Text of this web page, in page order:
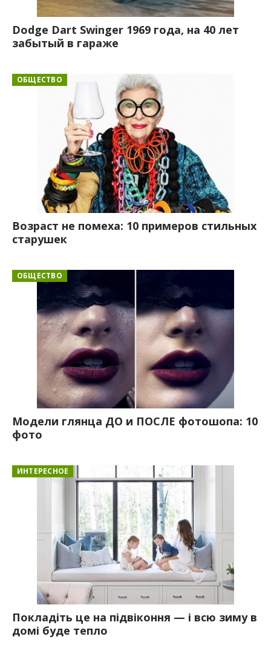
Dodge Dart Swinger 1969 года, на 40 лет
забытый в гараже
ОБЩЕСТВО
Возраст не помеха: 10 примеров стильных
старушек
ОБЩЕСТВО
Модели глянца ДО и ПОСЛЕ фотошопа: 10
фото
ИНТЕРЕСНОЕ
Покладіть це на підвіконня — і всю зиму в
домі буде тепло